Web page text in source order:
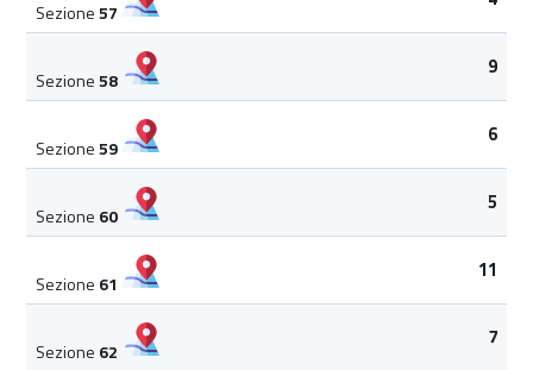
Sezione57
Sezione58
9
Sezione59
6
Sezione 60
5
Sezione 61
11
Sezione 62
7